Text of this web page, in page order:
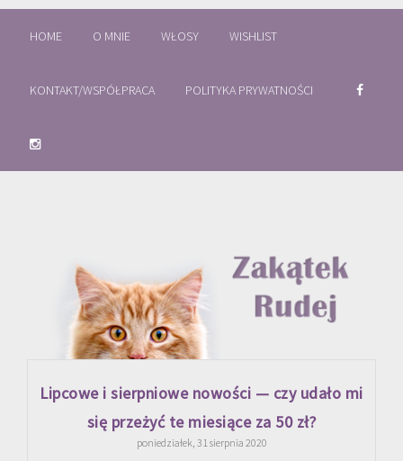
HOME O MNIE WŁOSY WISHLIST
KONTAKT/WSPÓŁPRACA POLITYKA PRYWATNOŚCI
Lipcowe i sierpniowe nowości — czy udało mi
się przeżyć te miesiące za 50 zł?
poniedziałek, 31 sierpnia 2020